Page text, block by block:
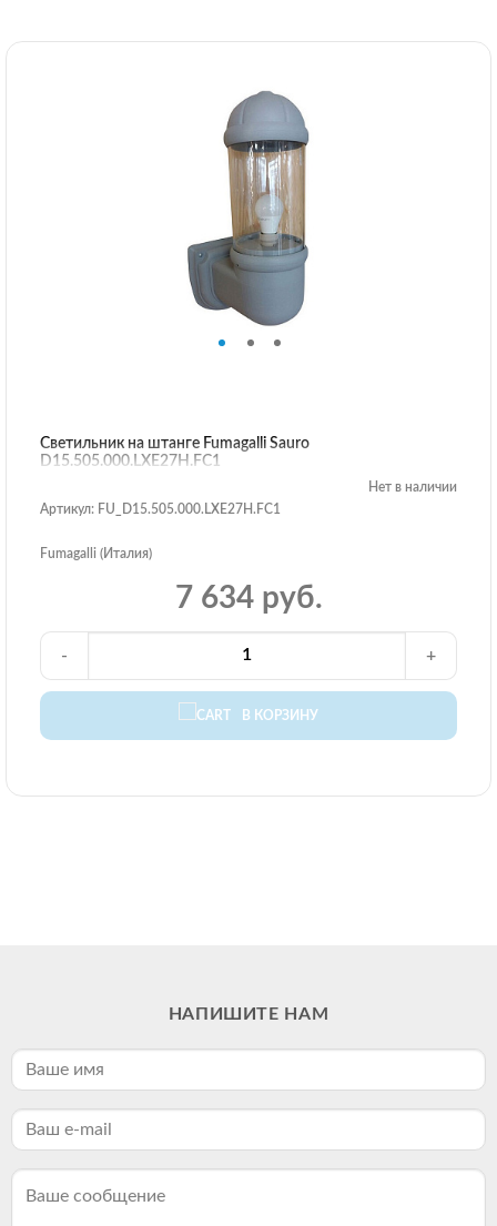
Светильник на штанге Fumagalli Sauro
D15.505.000.LXE27H.FC1
Нет в наличии
Артикул: FU_D15.505.000.LXE27H.FC1
Fumagalli (Италия)
7 634 руб.
В КОРЗИНУ
- +
НАПИШИТЕ НАМ